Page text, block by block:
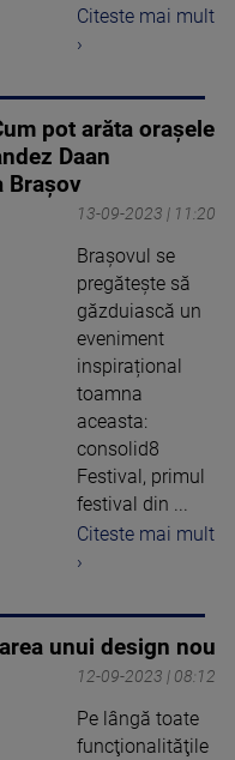
Citeste mai mult
›
pot arăta orașele
Daan
Brașov
13-09-2023 | 11:20
Brașovul se
pregătește să
găzduiască un
eveniment
inspirațional
toamna
aceasta:
consolid8
Festival, primul
festival din ...
Citeste mai mult
›
unui design nou
12-09-2023 | 08:12
Pe lângă toate
funcţionalităţile